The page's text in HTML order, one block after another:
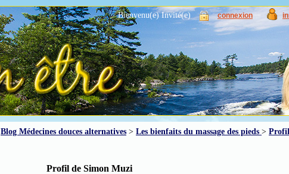
Bienvenu(e) Invité(e) connexion
Blog Médecines douces alternatives > Les bienfaits du massage des pieds >
Profil de Simon Muzi